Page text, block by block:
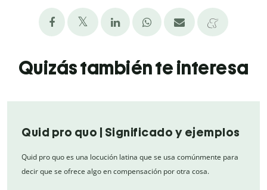
Quizás también te interesa
Quid pro quo | Significado y ejemplos
Quid pro quo es una locución latina que se usa comúnmente para
decir que se ofrece algo en compensación por otra cosa.